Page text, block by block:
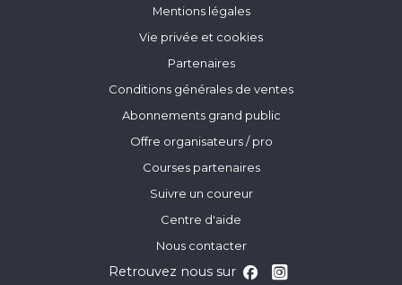
Mentions légales
Vie privée et cookies
Partenaires
Conditions générales de ventes
Abonnements grand public
Offre organisateurs / pro
Courses partenaires
Suivre un coureur
Centre d'aide
Nous contacter
Retrouvez nous sur